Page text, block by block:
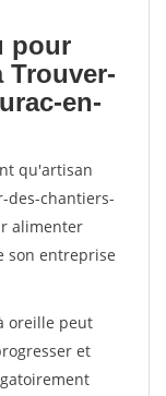
pour
Trouver-
en-
qu'artisan
des-chantiers-
alimenter
son entreprise
oreille peut
et